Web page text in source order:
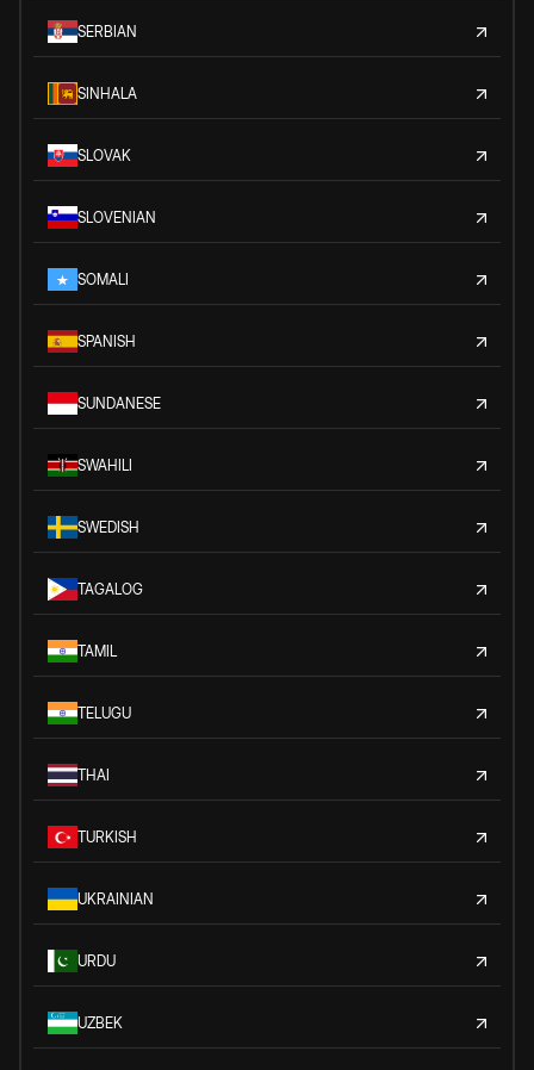
SERBIAN
SINHALA
SLOVAK
SLOVENIAN
SOMALI
SPANISH
SUNDANESE
SWAHILI
SWEDISH
TAGALOG
TAMIL
TELUGU
THAI
TURKISH
UKRAINIAN
URDU
UZBEK